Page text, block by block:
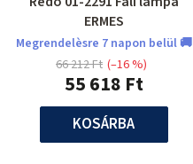
ERMES
Megrendelèsre 7 napon belül 🚚
55 618 Ft
66 212 Ft (–16 %)
KOSÁRBA